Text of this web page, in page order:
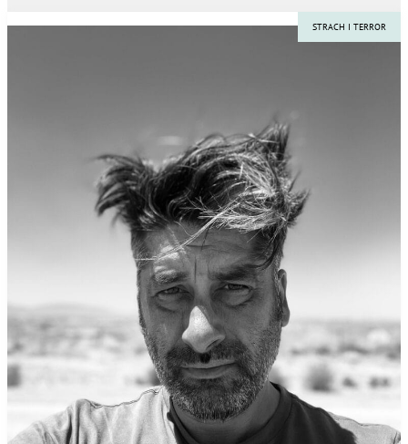
STRACH I TERROR